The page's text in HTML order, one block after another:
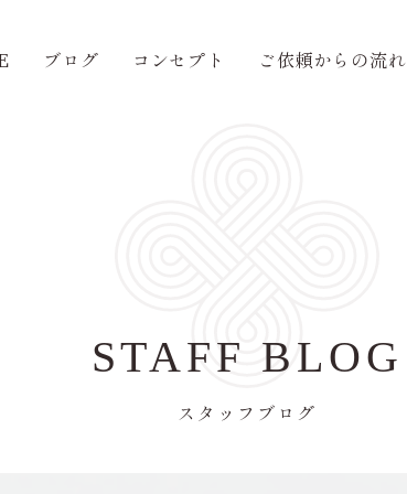
ブログ コンセプト ご依頼からの流れ
STAFF BLOG
スタッフブログ